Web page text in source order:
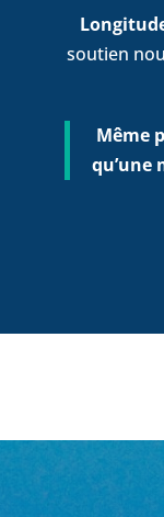
soutien
Même
qu’une